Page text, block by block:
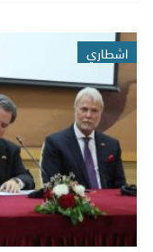
اشطاري